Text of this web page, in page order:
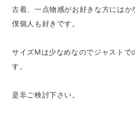
古着、一点物感がお好きな方にはか
僕個人も好きです。
サイズMは少なめなのでジャスト
す。
是非ご検討下さい。